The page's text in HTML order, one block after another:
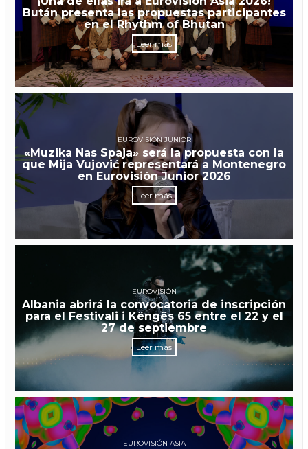
Bután presenta las propuestas participantes
en el Rhythm of Bhutan
Leer más
EUROVISIÓN JUNIOR
«Muzika Nas Spaja» será la propuesta con la
que Mija Vujović representará a Montenegro
en Eurovisión Junior 2026
Leer más
EUROVISIÓN
Albania abrirá la convocatoria de inscripción
para el Festivali i Këngës 65 entre el 22 y el
27 de septiembre
Leer más
EUROVISIÓN ASIA